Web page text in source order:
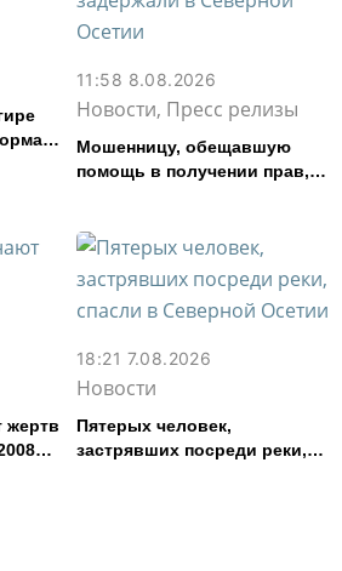
11:58 8.08.2026
Новости, Пресс релизы
Мошенницу, обещавшую
помощь в получении прав,
жертв
18:21 7.08.2026
Новости
Пятерых человек,
застрявших посреди реки,